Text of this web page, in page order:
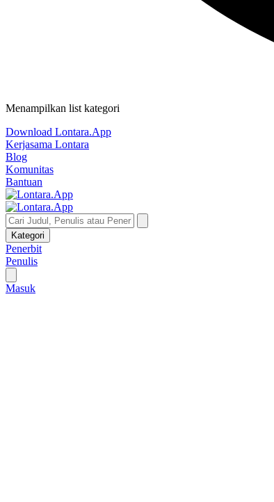
Menampilkan list kategori
Download Lontara.App
Kerjasama Lontara
Blog
Komunitas
Bantuan
Kategori
Penerbit
Penulis
Masuk